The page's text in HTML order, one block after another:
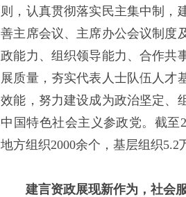
则，认真贯彻落实民主集中制，
善主席会议、主席办公会议制度
政能力、组织领导能力、合作共
展质量，夯实代表人士队伍人才
效能，努力建设成为政治坚定、
中国特色社会主义参政党。截至
地方组织2000余个，基层组织5.2
建言资政展现新作为，社会